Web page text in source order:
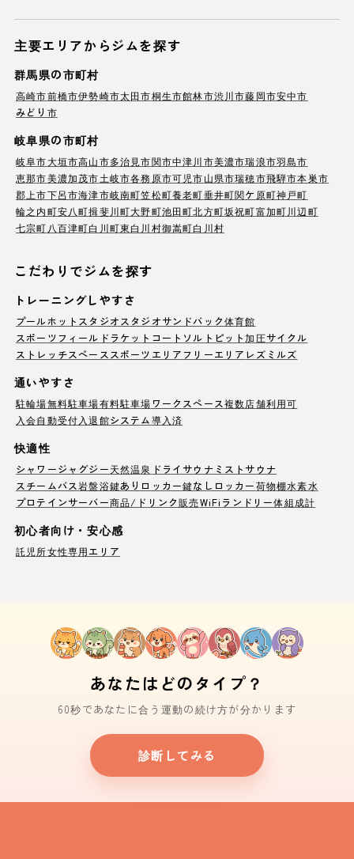
主要エリアからジムを探す
群馬県の市町村
高崎市前橋市伊勢崎市太田市桐生市館林市渋川市藤岡市安中市
みどり市
岐阜県の市町村
岐阜市大垣市高山市多治見市関市中津川市美濃市瑞浪市羽島市
恵那市美濃加茂市土岐市各務原市可児市山県市瑞穂市飛騨市本巣市
郡上市下呂市海津市岐南町笠松町養老町垂井町関ケ原町神戸町
輪之内町安八町揖斐川町大野町池田町北方町坂祝町富加町川辺町
七宗町八百津町白川町東白川村御嵩町白川村
こだわりでジムを探す
トレーニングしやすさ
プールホットスタジオスタジオサンドバック体育館
スポーツフィールド ラケットコート ソルトピット加圧サイクル
ストレッチスペーススポーツエリア フリーエリア レズミルズ
通いやすさ
駐輪場無料駐車場有料駐車場ワークスペース複数店舗利用可
入会自動受付入退館システム導入済
快適性
シャワージャグジー天然温泉 ドライサウナ ミストサウナ
スチームバス岩盤浴鍵ありロッカー鍵なしロッカー荷物棚水素水
プロテインサーバー商品/ドリンク販売WiFi ランドリー体組成計
初心者向け・安心感
託児所女性専用エリア
あなたはどのタイプ？
60秒であなたに合う運動の続け方が分かります
診断してみる